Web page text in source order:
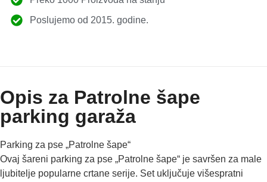
Poslujemo od 2015. godine.
Opis za Patrolne šape
parking garaža
Parking za pse „Patrolne šape“
Ovaj šareni parking za pse „Patrolne šape“ je savršen za male
ljubitelje popularne crtane serije. Set uključuje višespratni